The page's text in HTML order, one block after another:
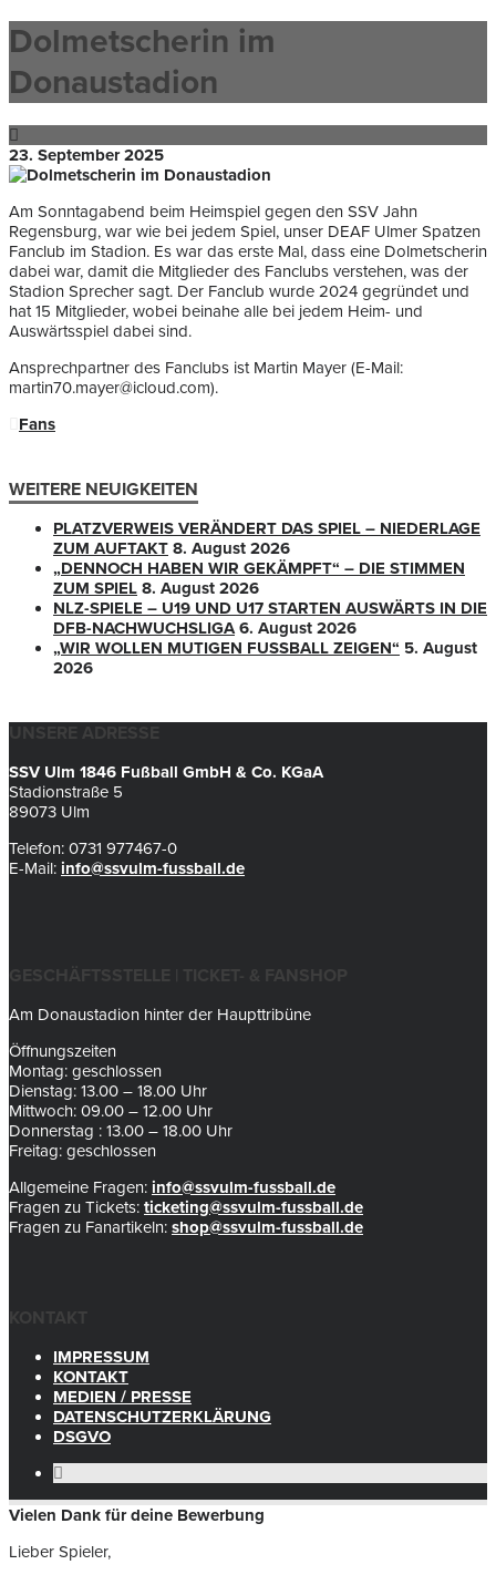
Dolmetscherin im
Donaustadion
23. September 2025
Am Sonntagabend beim Heimspiel gegen den SSV Jahn
Regensburg, war wie bei jedem Spiel, unser DEAF Ulmer Spatzen
Fanclub im Stadion. Es war das erste Mal, dass eine Dolmetscherin
dabei war, damit die Mitglieder des Fanclubs verstehen, was der
Stadion Sprecher sagt. Der Fanclub wurde 2024 gegründet und
hat 15 Mitglieder, wobei beinahe alle bei jedem Heim- und
Auswärtsspiel dabei sind.
Ansprechpartner des Fanclubs ist Martin Mayer (E-Mail:
martin70.mayer@icloud.com).
Fans
WEITERE NEUIGKEITEN
PLATZVERWEIS VERÄNDERT DAS SPIEL – NIEDERLAGE
ZUM AUFTAKT 8. August 2026
„DENNOCH HABEN WIR GEKÄMPFT“ – DIE STIMMEN
ZUM SPIEL 8. August 2026
NLZ-SPIELE – U19 UND U17 STARTEN AUSWÄRTS IN DIE
DFB-NACHWUCHSLIGA 6. August 2026
„WIR WOLLEN MUTIGEN FUSSBALL ZEIGEN“
5. August
2026
UNSERE ADRESSE
SSV Ulm 1846 Fußball GmbH & Co. KGaA
Stadionstraße 5
89073 Ulm
Telefon: 0731 977467-0
E-Mail: info@ssvulm-fussball.de
GESCHÄFTSSTELLE | TICKET- & FANSHOP
Am Donaustadion hinter der Haupttribüne
Öffnungszeiten
Montag: geschlossen
Dienstag: 13.00 – 18.00 Uhr
Mittwoch: 09.00 – 12.00 Uhr
Donnerstag : 13.00 – 18.00 Uhr
Freitag: geschlossen
Allgemeine Fragen: info@ssvulm-fussball.de
Fragen zu Tickets: ticketing@ssvulm-fussball.de
Fragen zu Fanartikeln: shop@ssvulm-fussball.de
KONTAKT
IMPRESSUM
KONTAKT
MEDIEN / PRESSE
DATENSCHUTZERKLÄRUNG
DSGVO
Vielen Dank für deine Bewerbung
Lieber Spieler,